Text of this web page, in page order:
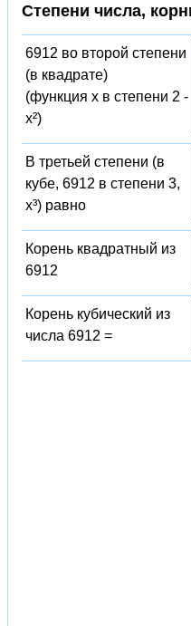
Степени числа,
6912 во второй степени
(в квадрате)
(функция x в степени 2 -
x²)
В третьей степени (в
кубе, 6912 в степени 3,
x³) равно
Корень квадратный из
6912
Корень кубический из
числа 6912 =